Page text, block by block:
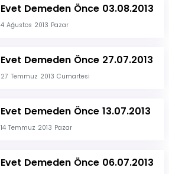
Evet Demeden Önce 03.08.2013
4 Ağustos 2013 Pazar
Evet Demeden Önce 27.07.2013
27 Temmuz 2013 Cumartesi
Evet Demeden Önce 13.07.2013
14 Temmuz 2013 Pazar
Evet Demeden Önce 06.07.2013